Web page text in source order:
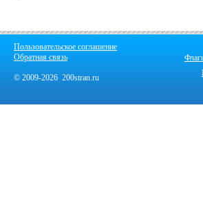
Пользовательское соглашение
Обратная связь
© 2009-2026 200stran.ru